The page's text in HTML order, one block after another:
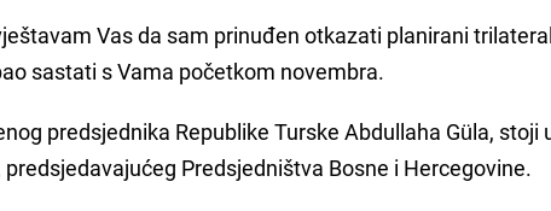
Vas da sam prinuđen otkazati planirani
sastati s Vama početkom novembra.
predsjednika Republike Turske Abdullaha Güla, stoji
Predsjedništva Bosne i Hercegovine.